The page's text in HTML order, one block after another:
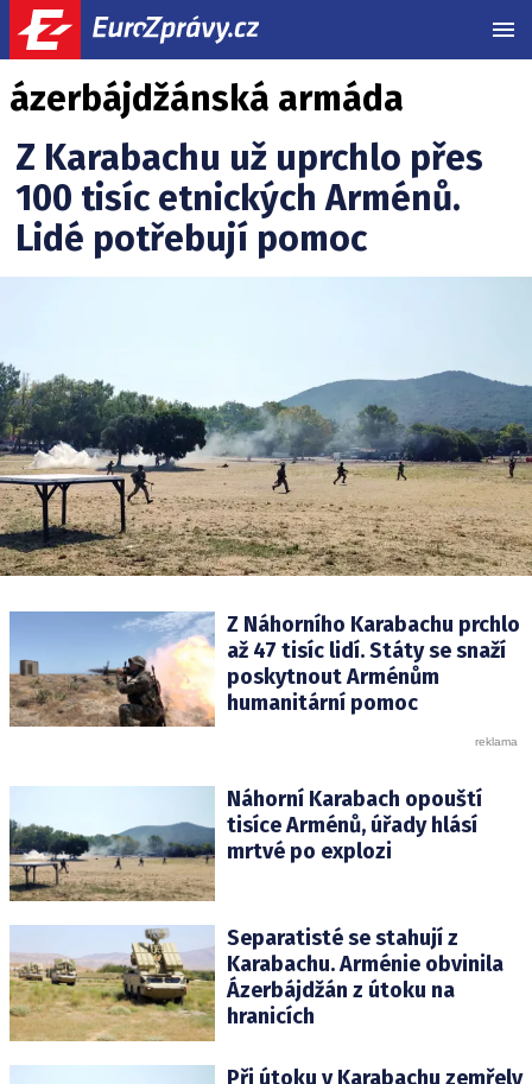
ázerbájdžánská armáda
Z Karabachu už uprchlo přes
100 tisíc etnických Arménů.
Lidé potřebují pomoc
Z Náhorního Karabachu prchlo
až 47 tisíc lidí. Státy se snaží
poskytnout Arménům
humanitární pomoc
Náhorní Karabach opouští
tisíce Arménů, úřady hlásí
mrtvé po explozi
Separatisté se stahují z
Karabachu. Arménie obvinila
Ázerbájdžán z útoku na
hranicích
Při útoku v Karabachu zemřely